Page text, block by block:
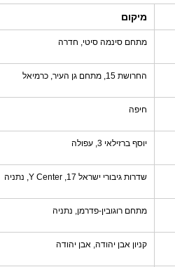
מיקום
מתחם סינמה סיטי, חדרה
החרושת 15, מתחם גן העיר, כרמיאל
חיפה
יוסף ברזילאי 3, עפולה
שדרות גיבורי ישראל 17, Y Center, נתניה
מתחם רוגובין-פדרמן, נתניה
קניון אבן יהודה, אבן יהודה